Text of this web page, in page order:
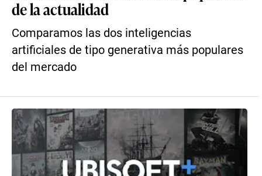
de la actualidad
Comparamos las dos inteligencias
artificiales de tipo generativa más populares
del mercado